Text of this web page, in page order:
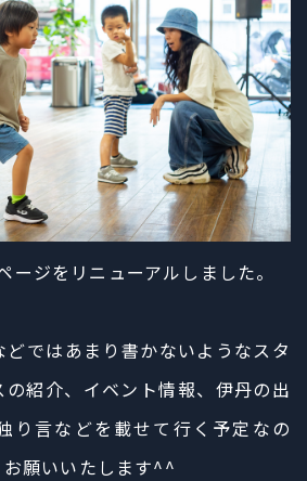
ジをリニューアルしました。
ではあまり書かないようなスタ
紹介、イベント情報、伊丹の出
り言などを載せて行く予定なの
願いいたします^^